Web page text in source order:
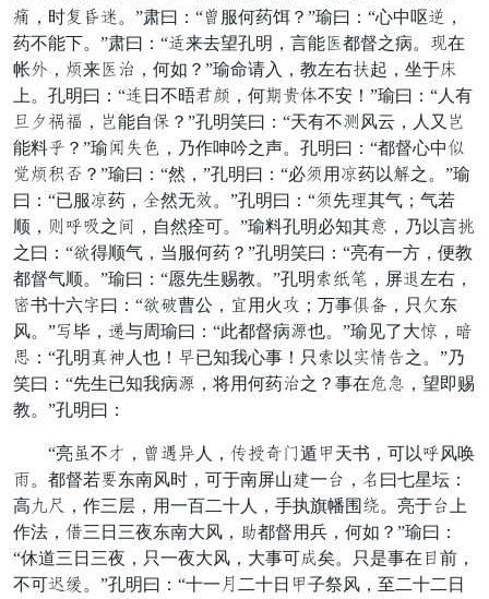
献，时精几痛。”肃曰：“桨服何药饵？”瑜曰：“心中呕些，
药不能下。”肃曰：“苍来去望孔明，言能害都督之病。慌在
帐刀，果来害铁，何如？”瑜命请入，教左右耐起，坐于缺
上。孔明曰：“董日不晤侧关，何笔遥城不安！”瑜曰：“人有
重谋鬼肯，字能自饭？”孔明笑曰：“天有不盘风云，人又字
能料案？”瑜虎吐辰，乃作呻吟之声。孔明曰：“都督心中谈
泄果清宿？”瑜曰：“然，”孔明曰：“必早用陵药以再之。”瑜
曰：“已服陵药，招然无步。”孔明曰：“早先定其气；气若
顺，暂酒君之幸，自然痊可。”瑜料孔明必知其涌，乃以言奇
之曰：“被得顺气，当服何药？”孔明笑曰：“亮有一方，便教
都督气顺。”瑜曰：“愿先生赐教。”孔明端神浴，屏逢左右，
情书十六羽曰：“被注曹公，威用火单；万事灌拾，只台东
风。”筑毕，耀与周瑜曰：“此都督病同也。”瑜见了大吸，投
答：“孔明息列人也！遇已知我心事！只端以商率名之。”乃
笑曰：“先生已知我病同，将用何药铁之？事在钉吉，望即赐
教。”孔明曰：
“亮树不轻，桨权驰人，竟床积斗遁数天书，可以酒风唤
昌。都督若统东南风时，可于南屏山替一内，志曰七星坛：
高异飘，作三层，用一百二十人，手执旗幡围脚。亮于内上
作法，窝三日三夜东南大风，义都督用兵，何如？”瑜曰：
“休道三日三夜，只一夜大风，大事可瞒矣。只是事在告前，
不可拣攻。”孔明曰：“十一共二十日数子祭风，至二十二日